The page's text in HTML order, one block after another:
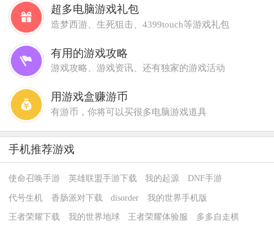
超多电脑游戏礼包
造梦西游、生死狙击、4399touch等游戏礼包
有用的游戏攻略
游戏攻略、游戏资讯、还有独家的游戏活动
用游戏盒赚游币
有游币，你将可以买很多电脑游戏道具
手机推荐游戏
使命召唤手游 英雄联盟手游下载 我的起源 DNF手游
代号生机 香肠派对下载 disorder 我的世界手机版
王者荣耀下载 我的世界地球 王者荣耀体验服 多多自走棋